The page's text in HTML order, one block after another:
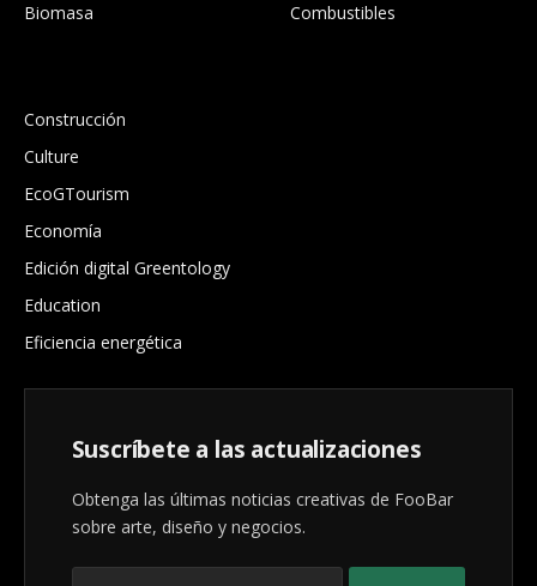
Biomasa
Combustibles
Construcción
Culture
EcoGTourism
Economía
Edición digital Greentology
Education
Eficiencia energética
Suscríbete a las actualizaciones
Obtenga las últimas noticias creativas de FooBar
sobre arte, diseño y negocios.